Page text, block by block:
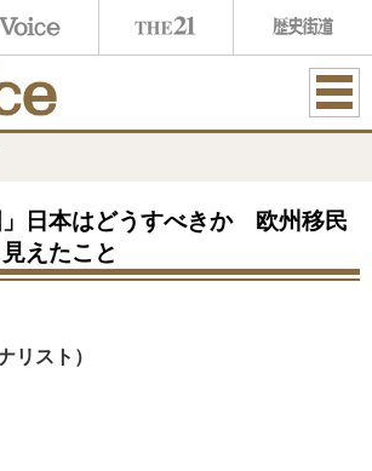
ME
」日本はどうすべきか 欧州移民
えたこと
リスト）